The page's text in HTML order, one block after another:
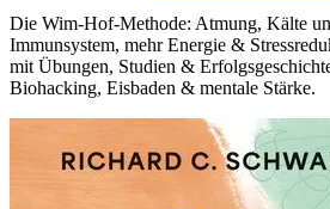
Die Wim-Hof-Methode: Atmung, Kälte
Immunsystem, mehr Energie &
mit Übungen, Studien &
Biohacking, Eisbaden & mentale Stärke.